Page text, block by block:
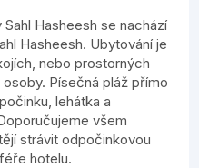
Hasheesh se nachází
Hasheesh. Ubytování je
nebo prostorných
Písečná pláž přímo
lehátka a
všem
strávit odpočinkovou
hotelu.